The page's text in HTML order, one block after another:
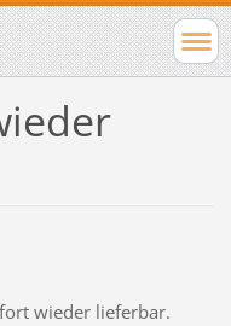
wieder lieferbar.